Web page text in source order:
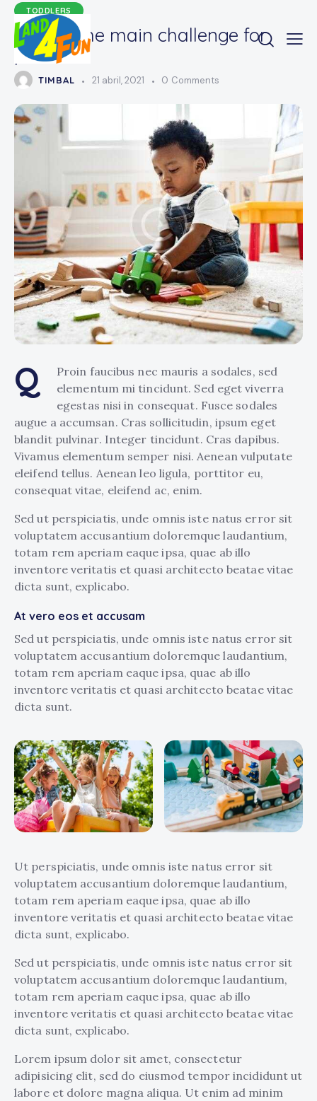
TODDLERS
What’s the main challenge for
parents?
TIMBAL 21 abril, 2021 0 Comments
Q
Proin faucibus nec mauris a sodales, sed
elementum mi tincidunt. Sed eget viverra
egestas nisi in consequat. Fusce sodales
augue a accumsan. Cras sollicitudin, ipsum eget
blandit pulvinar. Integer tincidunt. Cras dapibus.
Vivamus elementum semper nisi. Aenean vulputate
eleifend tellus. Aenean leo ligula, porttitor eu,
consequat vitae, eleifend ac, enim.
Sed ut perspiciatis, unde omnis iste natus error sit
voluptatem accusantium doloremque laudantium,
totam rem aperiam eaque ipsa, quae ab illo
inventore veritatis et quasi architecto beatae vitae
dicta sunt, explicabo.
At vero eos et accusam
Sed ut perspiciatis, unde omnis iste natus error sit
voluptatem accusantium doloremque laudantium,
totam rem aperiam eaque ipsa, quae ab illo
inventore veritatis et quasi architecto beatae vitae
dicta sunt.
Ut perspiciatis, unde omnis iste natus error sit
voluptatem accusantium doloremque laudantium,
totam rem aperiam eaque ipsa, quae ab illo
inventore veritatis et quasi architecto beatae vitae
dicta sunt, explicabo.
Sed ut perspiciatis, unde omnis iste natus error sit
voluptatem accusantium doloremque laudantium,
totam rem aperiam eaque ipsa, quae ab illo
inventore veritatis et quasi architecto beatae vitae
dicta sunt, explicabo.
Lorem ipsum dolor sit amet, consectetur
adipisicing elit, sed do eiusmod tempor incididunt ut
labore et dolore magna aliqua. Ut enim ad minim